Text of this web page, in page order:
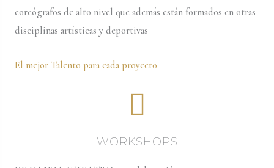
coreógrafos de alto nivel que además están formados en otras
disciplinas artísticas y deportivas
El mejor Talento para cada proyecto
WORKSHOPS